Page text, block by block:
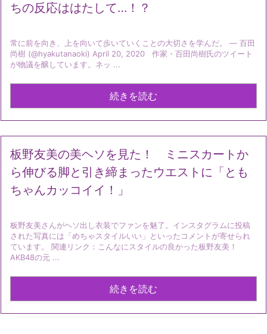
ちの反応ははたして…！？
常に前を向き、上を向いて歩いていくことの大切さを学んだ。 — 百田
尚樹 (@hyakutanaoki) April 20, 2020 作家・百田尚樹氏のツイート
が物議を醸しています。ネッ ...
続きを読む
板野友美の美ヘソを見た！ ミニスカートか
ら伸びる脚と引き締まったウエストに「とも
ちゃんカッコイイ！」
板野友美さんがヘソ出し衣装でファンを魅了。インスタグラムに投稿
された写真には「めちゃスタイルいい」といったコメントが寄せられ
ています。 関連リンク：こんなにスタイルの良かった板野友美！
AKB48の元 ...
続きを読む